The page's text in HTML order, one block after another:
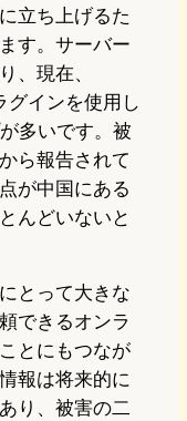
立ち上げるた
す。サーバー
、現在、
インを使用し
多いです。被
ら報告されて
が中国にある
んどいないと
とって大きな
できるオンラ
とにもつなが
報は将来的に
り、被害の二